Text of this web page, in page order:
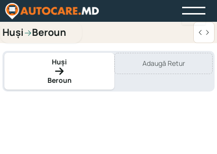
Huși→Beroun
Huși
Beroun
Adaugă Retur